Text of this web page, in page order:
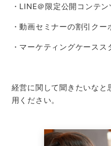
・LINE＠限定公開コンテン
・動画セミナーの割引クー
・マーケティングケース
経営に関して聞きたいな
用ください。